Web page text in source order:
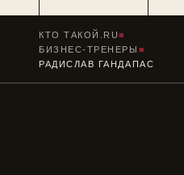
КТО ТАКОЙ.RU■
БИЗНЕС-ТРЕНЕРЫ ■
РАДИСЛАВ ГАНДАПАС